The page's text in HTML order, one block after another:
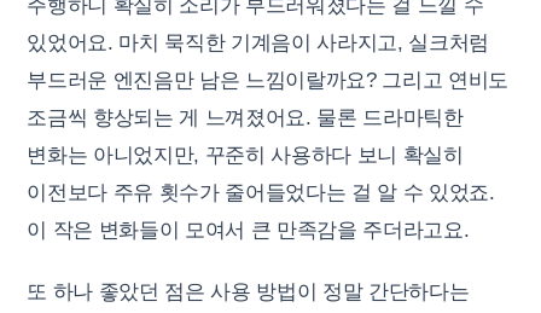
주행하니 확실히 소리가 부드러워졌다는 걸 느낄 수
있었어요. 마치 묵직한 기계음이 사라지고, 실크처럼
부드러운 엔진음만 남은 느낌이랄까요? 그리고 연비도
조금씩 향상되는 게 느껴졌어요. 물론 드라마틱한
변화는 아니었지만, 꾸준히 사용하다 보니 확실히
이전보다 주유 횟수가 줄어들었다는 걸 알 수 있었죠.
이 작은 변화들이 모여서 큰 만족감을 주더라고요.
또 하나 좋았던 점은 사용 방법이 정말 간단하다는